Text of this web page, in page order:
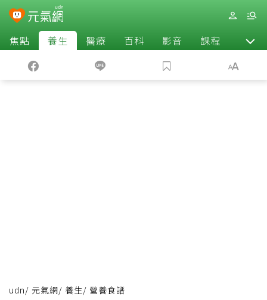
焦點 養生 醫療 百科 影音 課程 退休
udn/ 元氣網/ 養生/ 營養食譜